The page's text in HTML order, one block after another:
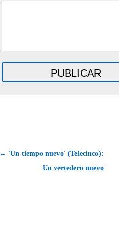
← 'Un tiempo nuevo' (Telecinco):
Un vertedero nuevo